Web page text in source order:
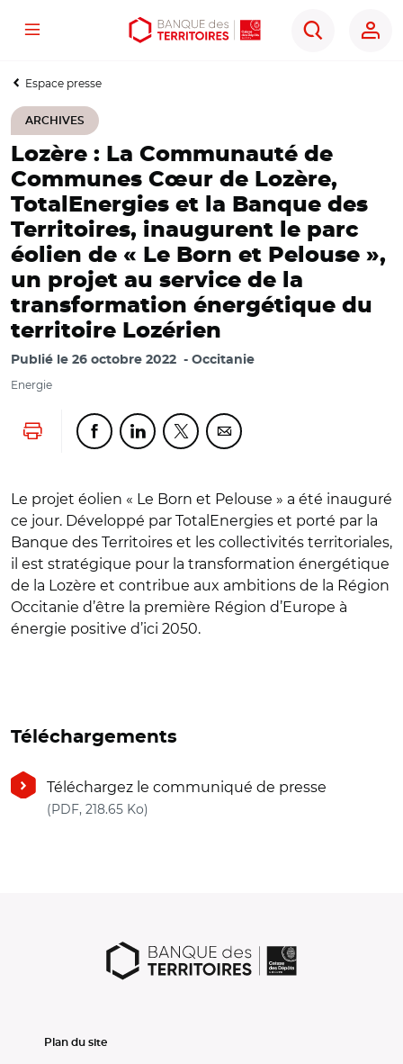
Aller
contenu
Aller
menu
Ouvrir
outils
Menu
Rechercher
Espace presse
ARCHIVES
Lozère : La Communauté de
Communes Cœur de Lozère,
TotalEnergies et la Banque des
Territoires, inaugurent le parc
éolien de « Le Born et Pelouse »,
un projet au service de la
transformation énergétique du
territoire Lozérien
Publié le 26 octobre 2022 Occitanie
Energie
Lancer l'impressionPartager cette page sur Facebook
Partager cette page sur Linkedin
Partager cette page sur Twitter
Partager cette page sur
Le projet éolien « Le Born et Pelouse » a été inauguré
ce jour. Développé par TotalEnergies et porté par la
Banque des Territoires et les collectivités territoriales,
il est stratégique pour la transformation énergétique
de la Lozère et contribue aux ambitions de la Région
Occitanie d’être la première Région d’Europe à
énergie positive d’ici 2050.
Téléchargements
Téléchargez le communiqué de presse
(PDF, 218.65 Ko)
Plan du site